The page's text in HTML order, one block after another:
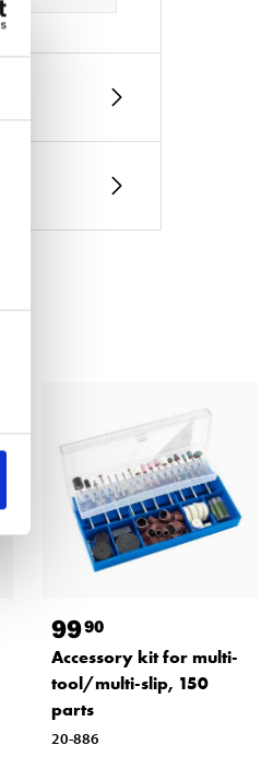
9990
Accessory kit for multi-
tool/multi-slip, 150
parts
20-886